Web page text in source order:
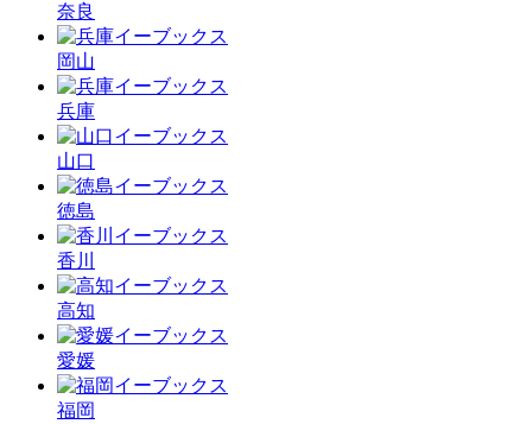
奈良
岡山
兵庫
山口
徳島
香川
高知
愛媛
福岡